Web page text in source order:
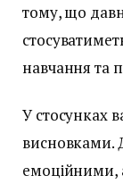
тому, що
навчання та
У стосунках
висновками.
емоційними,